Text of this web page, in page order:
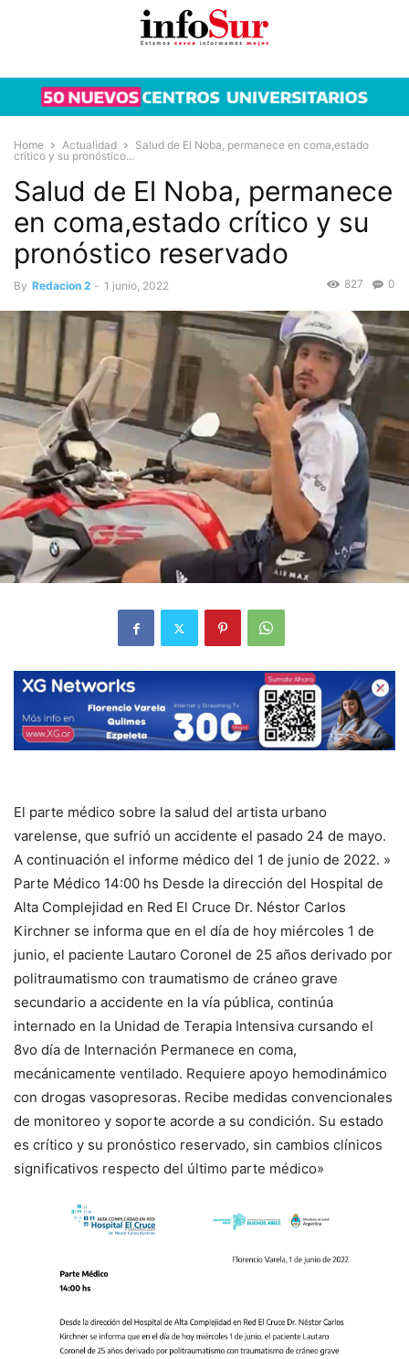
Home Actualidad
Salud de El Noba, permanece en coma,estado
crítico y su pronóstico...
Salud de El Noba, permanece
en coma,estado crítico y su
pronóstico reservado
By Redacion 2 - 1 junio, 2022 0
827
El parte médico sobre la salud del artista urbano
varelense, que sufrió un accidente el pasado 24 de mayo.
A continuación el informe médico del 1 de junio de 2022. »
Parte Médico 14:00 hs Desde la dirección del Hospital de
Alta Complejidad en Red El Cruce Dr. Néstor Carlos
Kirchner se informa que en el día de hoy miércoles 1 de
junio, el paciente Lautaro Coronel de 25 años derivado por
politraumatismo con traumatismo de cráneo grave
secundario a accidente en la vía pública, continúa
internado en la Unidad de Terapia Intensiva cursando el
8vo día de Internación Permanece en coma,
mecánicamente ventilado. Requiere apoyo hemodinámico
con drogas vasopresoras. Recibe medidas convencionales
de monitoreo y soporte acorde a su condición. Su estado
es crítico y su pronóstico reservado, sin cambios clínicos
significativos respecto del último parte médico»